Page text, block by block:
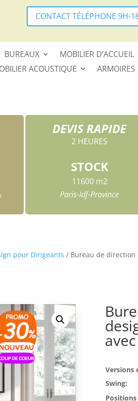
CONTACT TÉLÉPHONE 9H-
BUREAUX MOBILIER D’ACCUEIL
ACOUSTIQUE ARMOIRES
DEVIS RAPIDE
2 HEURES
STOCK
11600 m2
Paris-Idf-Province
pour Dirigeants / Bureau de direction
Versions
Swing: